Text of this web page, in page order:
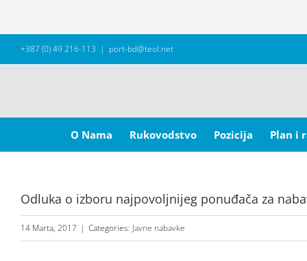
+387 (0) 49 216-113 | port-bd@teol.net
for:
O Nama
Rukovodstvo Pozicija Plan i
Odluka o izboru najpovoljnijeg ponuđača za
14 Marta, 2017 | Categories: Javne nabavke